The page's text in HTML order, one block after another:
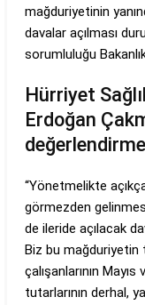
mağduriyetinin
davalar açılması
sorumluluğu
Hürriyet
Erdoğan
“Yönetmelikte
görmezden
de ileride açılacak
Biz bu mağduriyetin
çalışanlarının
tutarlarının derhal,